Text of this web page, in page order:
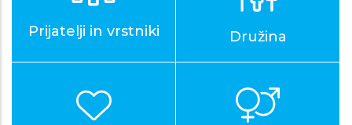
Prijatelji in vrstniki Družina